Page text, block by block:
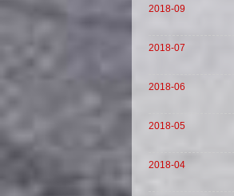
2018-09
2018-07
2018-06
2018-05
2018-04